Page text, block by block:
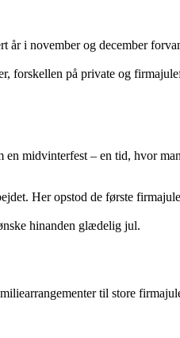
år i november og december
forskellen på private og
midvinterfest – en tid, hvor
Her opstod de første
hinanden glædelig jul.
til store